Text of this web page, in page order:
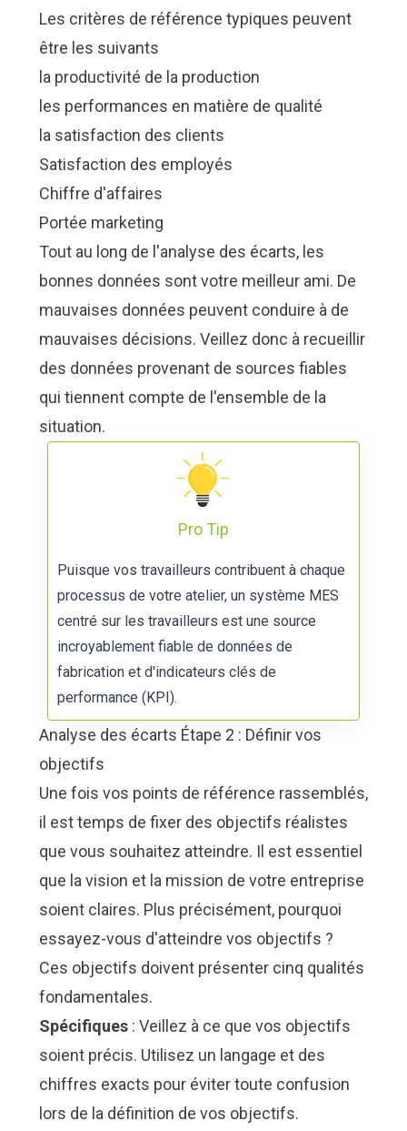
Les critères de référence typiques peuvent
être les suivants
la productivité de la production
les performances en matière de qualité
la satisfaction des clients
Satisfaction des employés
Chiffre d'affaires
Portée marketing
Tout au long de l'analyse des écarts, les
bonnes données sont votre meilleur ami. De
mauvaises données peuvent conduire à de
mauvaises décisions. Veillez donc à recueillir
des données provenant de sources fiables
qui tiennent compte de l'ensemble de la
situation.
Pro Tip
Puisque vos travailleurs contribuent à chaque
processus de votre atelier, un système MES
centré sur les travailleurs est une source
incroyablement fiable de données de
fabrication et d'indicateurs clés de
performance (KPI).
Analyse des écarts Étape 2 : Définir vos
objectifs
Une fois vos points de référence rassemblés,
il est temps de fixer des objectifs réalistes
que vous souhaitez atteindre. Il est essentiel
que la vision et la mission de votre entreprise
soient claires. Plus précisément, pourquoi
essayez-vous d'atteindre vos objectifs ?
Ces objectifs doivent présenter cinq qualités
fondamentales.
Spécifiques: Veillez à ce que vos objectifs
soient précis. Utilisez un langage et des
chiffres exacts pour éviter toute confusion
lors de la définition de vos objectifs.